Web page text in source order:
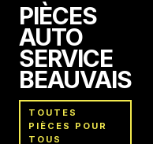
PIÈCES
AUTO
SERVICE
BEAUVAIS
TOUTES
PIÈCES POUR
TOUS